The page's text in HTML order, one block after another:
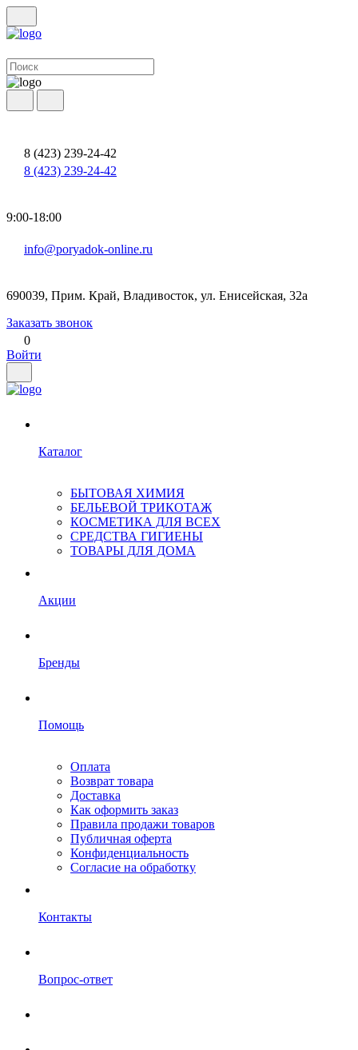
8 (423) 239-24-42
8 (423) 239-24-42
9:00-18:00
info@poryadok-online.ru
690039, Прим. Край, Владивосток, ул. Енисейская, 32а
Заказать звонок
0
Войти
Каталог
БЫТОВАЯ ХИМИЯ
БЕЛЬЕВОЙ ТРИКОТАЖ
КОСМЕТИКА ДЛЯ ВСЕХ
СРЕДСТВА ГИГИЕНЫ
ТОВАРЫ ДЛЯ ДОМА
Акции
Бренды
Помощь
Оплата
Возврат товара
Доставка
Как оформить заказ
Правила продажи товаров
Публичная оферта
Конфиденциальность
Согласие на обработку
Контакты
Вопрос-ответ